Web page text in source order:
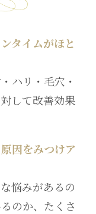
タイムがほと
ハリ・毛穴・
して改善効果
因をみつけア
悩みがあるの
のか、たくさ